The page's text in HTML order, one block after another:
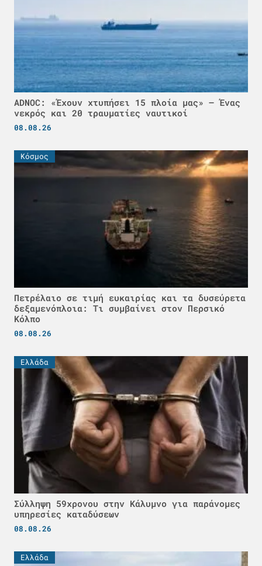
ADNOC: «Έχουν χτυπήσει 15 πλοία μας» – Ένας
νεκρός και 20 τραυματίες ναυτικοί
08.08.26
Κόσμος
Πετρέλαιο σε τιμή ευκαιρίας και τα δυσεύρετα
δεξαμενόπλοια: Τι συμβαίνει στον Περσικό
Κόλπο
08.08.26
Ελλάδα
Σύλληψη 59χρονου στην Κάλυμνο για παράνομες
υπηρεσίες καταδύσεων
08.08.26
Ελλάδα